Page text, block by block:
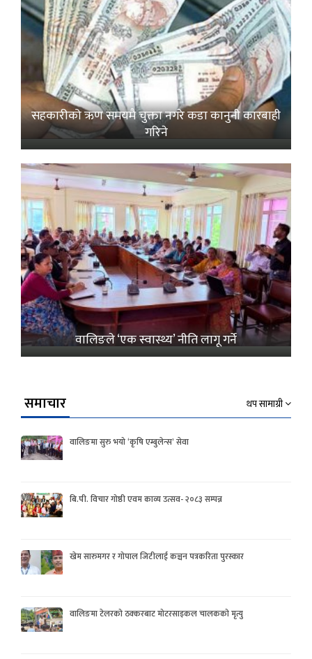
सहकारीको ऋण समयमै चुक्ता नगरे कडा कानुनी कारबाही
गरिने
वालिङले ‘एक स्वास्थ्य’ नीति लागू गर्ने
समाचार थप सामाग्री
वालिङमा सुरु भयो ‘कृषि एम्बुलेन्स’ सेवा
बि.पी. विचार गोष्ठी एवम काव्य उत्सव- २०८३ सम्पन्न
खेम सारुमगर र गोपाल जिटीलाई कञ्चन पत्रकरिता पुरस्कार
वालिङमा टेलरको ठक्करबाट मोटरसाइकल चालकको मृत्यु